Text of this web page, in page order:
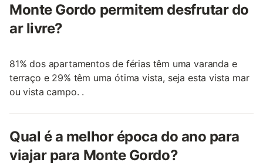
Monte Gordo permitem desfrutar do
ar livre?
81% dos apartamentos de férias têm uma varanda e
terraço e 29% têm uma ótima vista, seja esta vista mar
ou vista campo. .
Qual é a melhor época do ano para
viajar para Monte Gordo?